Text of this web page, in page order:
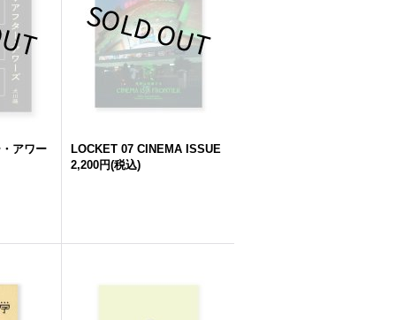
アワー
LOCKET 07 CINEMA ISSUE
2,200円(税込)